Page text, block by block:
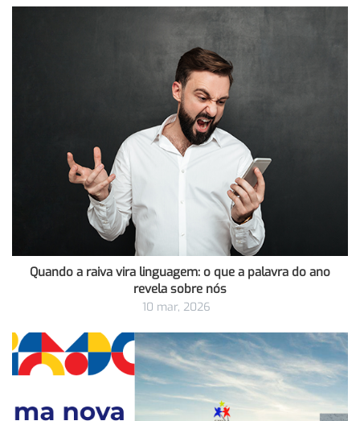
Quando a raiva vira linguagem: o que a palavra do ano
revela sobre nós
10 mar, 2026